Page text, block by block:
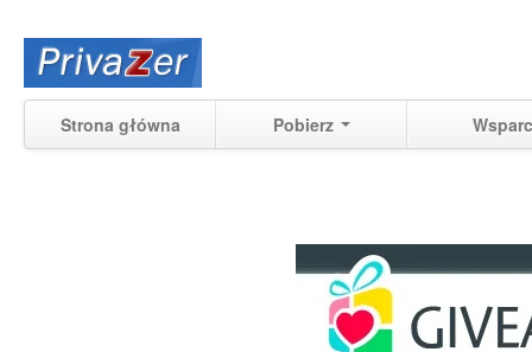
Strona główna Pobierz